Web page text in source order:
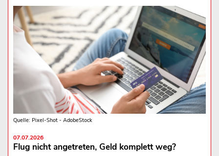
Quelle: Pixel-Shot - AdobeStock
07.07.2026
Flug nicht angetreten, Geld komplett weg?